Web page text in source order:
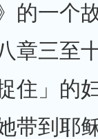
的一个
章三至
住」的
带到耶